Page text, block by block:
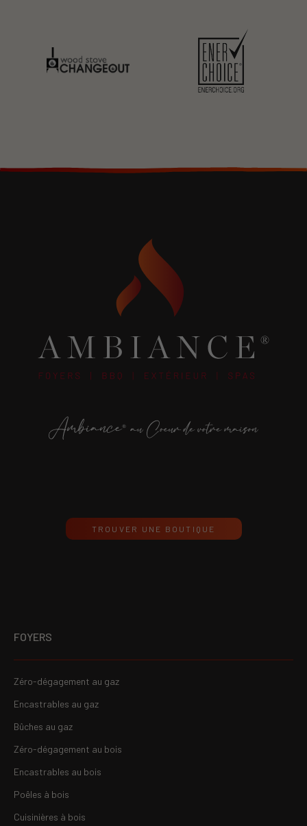
TROUVER UNE BOUTIQUE
FOYERS
Zéro-dégagement au gaz
Encastrables au gaz
Bûches au gaz
Zéro-dégagement au bois
Encastrables au bois
Poêles à bois
Cuisinières à bois